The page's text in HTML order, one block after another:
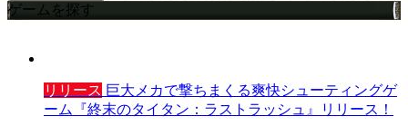
ゲームを探す
リリース 巨大メカで撃ちまくる爽快シューティングゲ
ーム『終末のタイタン：ラストラッシュ』リリース！